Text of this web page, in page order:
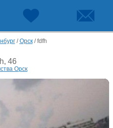
/Орск/fdfh
46
Орск